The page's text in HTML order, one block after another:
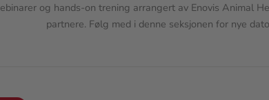
og hands-on trening arrangert av Enovis Animal
partnere. Følg med i denne seksjonen for nye